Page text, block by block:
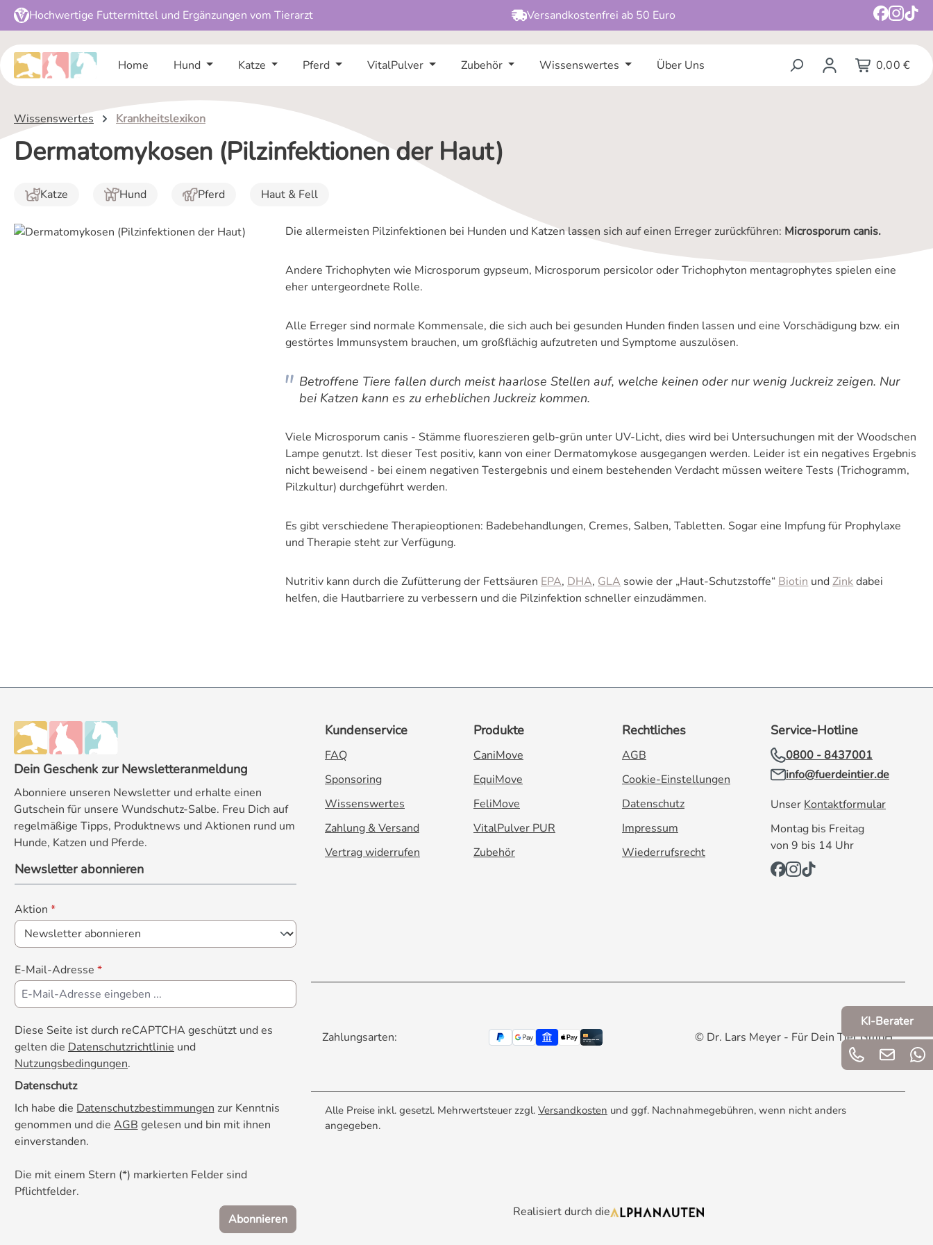
Hauptinhalt springen
Zur Suche springen
Zur Hauptnavigation springen
Hochwertige Futtermittel und Ergänzungen vom Tierarzt Versandkostenfrei ab 50 Euro
Home Hund Katze Pferd VitalPulver Zubehör Wissenswertes Über Uns 0,00 €
Wissenswertes Krankheitslexikon
Dermatomykosen (Pilzinfektionen der Haut)
Katze Hund Pferd Haut & Fell
Die allermeisten Pilzinfektionen bei Hunden und Katzen lassen sich auf einen Erreger zurückführen: Microsporum canis.
Andere Trichophyten wie Microsporum gypseum, Microsporum persicolor oder Trichophyton mentagrophytes spielen eine
eher untergeordnete Rolle.
Alle Erreger sind normale Kommensale, die sich auch bei gesunden Hunden finden lassen und eine Vorschädigung bzw. ein
gestörtes Immunsystem brauchen, um großflächig aufzutreten und Symptome auszulösen.
Betroffene Tiere fallen durch meist haarlose Stellen auf, welche keinen oder nur wenig Juckreiz zeigen. Nur
bei Katzen kann es zu erheblichen Juckreiz kommen.
Viele Microsporum canis - Stämme fluoreszieren gelb-grün unter UV-Licht, dies wird bei Untersuchungen mit der Woodschen
Lampe genutzt. Ist dieser Test positiv, kann von einer Dermatomykose ausgegangen werden. Leider ist ein negatives Ergebnis
nicht beweisend - bei einem negativen Testergebnis und einem bestehenden Verdacht müssen weitere Tests (Trichogramm,
Pilzkultur) durchgeführt werden.
Es gibt verschiedene Therapieoptionen: Badebehandlungen, Cremes, Salben, Tabletten. Sogar eine Impfung für Prophylaxe
und Therapie steht zur Verfügung.
Nutritiv kann durch die Zufütterung der Fettsäuren EPA, DHA, GLA sowie der „Haut-Schutzstoffe“ Biotin und Zinkdabei
helfen, die Hautbarriere zu verbessern und die Pilzinfektion schneller einzudämmen.
Dein Geschenk zur Newsletteranmeldung
Abonniere unseren Newsletter und erhalte einen
Gutschein für unsere Wundschutz-Salbe. Freu Dich auf
regelmäßige Tipps, Produktnews und Aktionen rund um
Hunde, Katzen und Pferde.
Newsletter abonnieren
Aktion *
E-Mail-Adresse *
Diese Seite ist durch reCAPTCHA geschützt und es
gelten die Datenschutzrichtlinie und
Nutzungsbedingungen.
Datenschutz
Ich habe die Datenschutzbestimmungen zur Kenntnis
genommen und die AGB gelesen und bin mit ihnen
einverstanden.
Die mit einem Stern (*) markierten Felder sind
Pflichtfelder.
Abonnieren
Kundenservice
FAQ
Sponsoring
Wissenswertes
Zahlung & Versand
Vertrag widerrufen
Produkte
CaniMove
EquiMove
FeliMove
VitalPulver PUR
Zubehör
Rechtliches
AGB
Cookie-Einstellungen
Datenschutz
Impressum
Wiederrufsrecht
Service-Hotline
0800 - 8437001
info@fuerdeintier.de
Unser Kontaktformular
Montag bis Freitag
von 9 bis 14 Uhr
Zahlungsarten: © Dr. Lars Meyer - Für Dein Tier GmbH
Alle Preise inkl. gesetzl. Mehrwertsteuer zzgl. Versandkosten und ggf. Nachnahmegebühren, wenn nicht anders
angegeben.
Realisiert durch die
KI-Berater